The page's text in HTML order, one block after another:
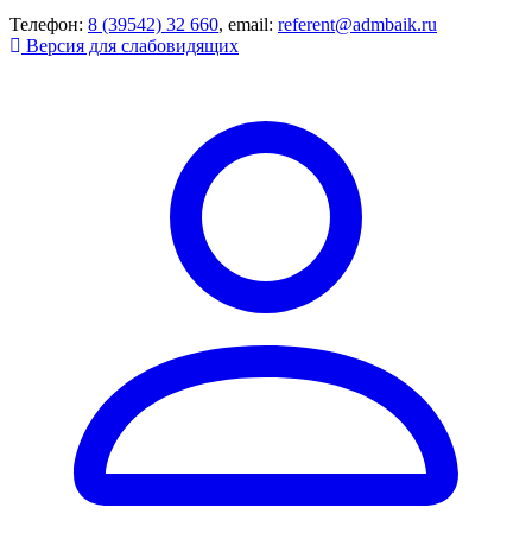
Телефон: 8 (39542) 32 660, email: referent@admbaik.ru
Версия для слабовидящих